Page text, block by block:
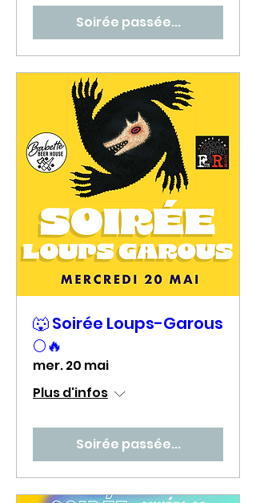
Soirée passée...
🐺 Soirée Loups-Garous
🌕🔥
mer. 20 mai
Plus d'infos
Soirée passée...